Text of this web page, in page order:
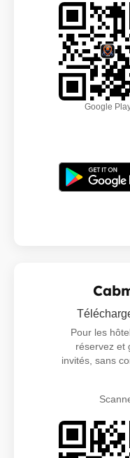
Google
Pour les
réservez et
invités, sans